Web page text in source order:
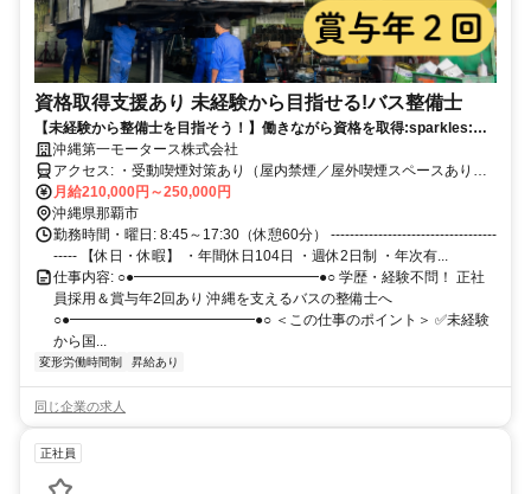
資格取得支援あり 未経験から目指せる!バス整備士
【未経験から整備士を目指そう！】働きながら資格を取得:sparkles:｜
県内最大手のバス会社｜賞与年2回＆福利厚生充実
沖縄第一モータース株式会社
アクセス: ・受動喫煙対策あり（屋内禁煙／屋外喫煙スペースあり）
・無料駐車場あり（マイカー・バイク・自転車通勤可能）
月給210,000円～250,000円
沖縄県那覇市
勤務時間・曜日: 8:45～17:30（休憩60分） -----------------------------------
----- 【休日・休暇】 ・年間休日104日 ・週休2日制 ・年次有...
仕事内容: ○●━━━━━━━━━━━━━●○ 学歴・経験不問！ 正社
員採用＆賞与年2回あり 沖縄を支えるバスの整備士へ
○●━━━━━━━━━━━━━●○ ＜この仕事のポイント＞ ✅未経験
から国...
変形労働時間制 昇給あり
同じ企業の求人
正社員